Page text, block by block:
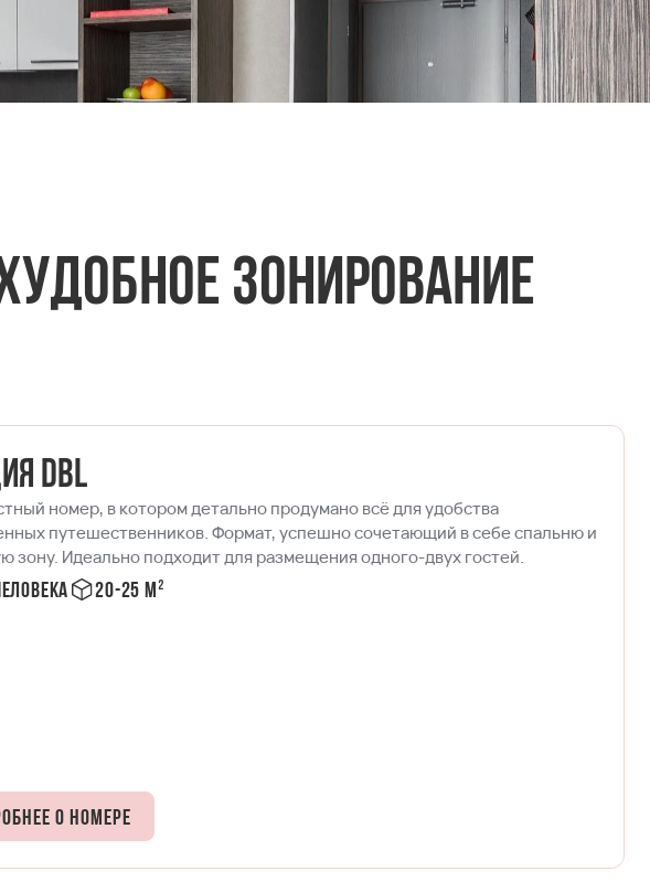
зонирование
DBL
номер, в котором детально продумано всё для удобства
путешественников. Формат, успешно сочетающий в себе спальню и
зону. Идеально подходит для размещения одного-двух гостей.
20-25 м²
о номере